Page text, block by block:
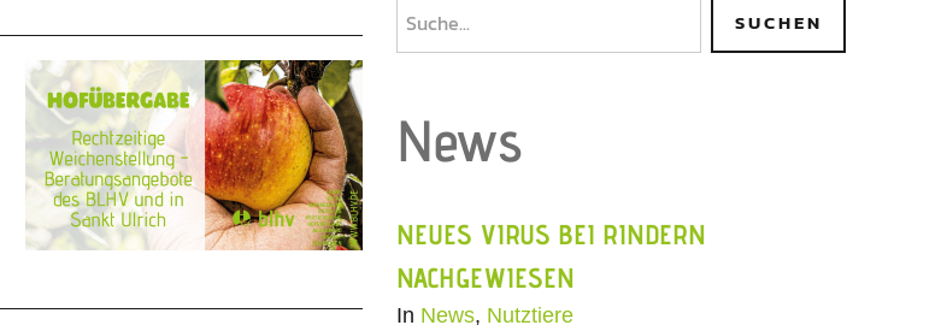
News
NEUES VIRUS BEI RINDERN
NACHGEWIESEN
In News, Nutztiere